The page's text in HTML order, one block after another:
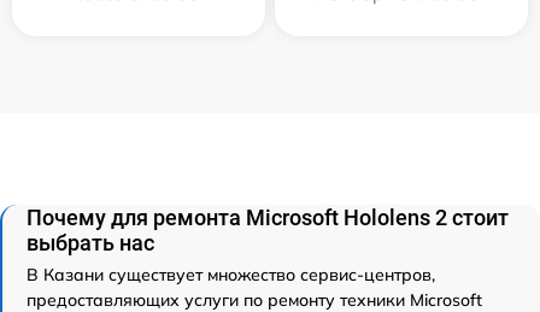
Почему для ремонта Microsoft Hololens 2 стоит
выбрать нас
В Казани существует множество сервис-центров,
предоставляющих услуги по ремонту техники Microsoft